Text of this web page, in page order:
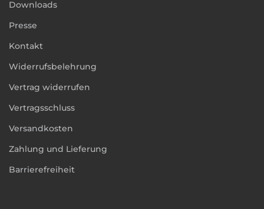
Downloads
Presse
Kontakt
Widerrufsbelehrung
Vertrag widerrufen
Vertragsschluss
Versandkosten
Zahlung und Lieferung
Barrierefreiheit